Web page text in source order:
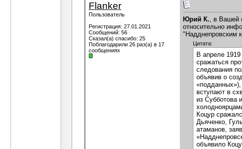
Flanker
Пользователь
Регистрация: 27.01.2021
Сообщений: 56
Сказал(а) спасибо: 25
Поблагодарили 26 раз(а) в 17
сообщениях
Юрий К., в Вашей
относительно
"Надднепровским
Цитата:
В апреле
сражаться
следования
объявив о
«подданных»),
вступают в
из Субботова
Коцур
Дьяченко,
атаманов,
объявило